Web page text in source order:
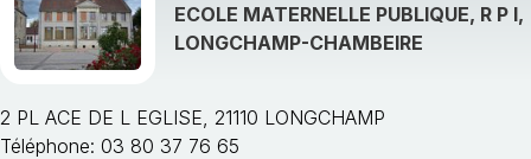
ECOLE MATERNELLE PUBLIQUE, R P I,
LONGCHAMP-CHAMBEIRE
2 PL ACE DE L EGLISE, 21110 LONGCHAMP
Téléphone: 03 80 37 76 65